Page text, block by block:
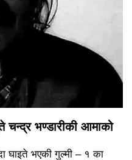
चन्द्र भण्डारीकी आमाको
घाइते भएकी गुल्मी – १ का